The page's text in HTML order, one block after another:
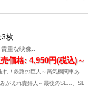
3枚
重な映像..
価格: 4,950円(税込)～
！鉄路の巨人～蒸気機関車あ
がえれ貴婦人～最後のSL...、SL